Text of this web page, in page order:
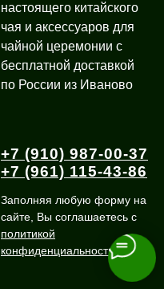
настоящего китайского
чая и аксессуаров для
чайной церемонии с
бесплатной доставкой
по России из Иваново
+7 (910) 987-00-37
+7 (961) 115-43-86
Заполняя любую форму на
сайте, Вы соглашаетесь с
политикой
конфиденциальности